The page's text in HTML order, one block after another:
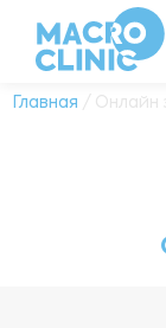
Главная / Онлайн